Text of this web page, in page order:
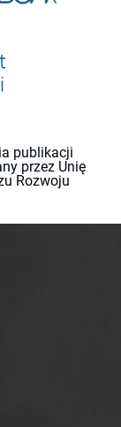
publikacji
przez Unię
Rozwoju